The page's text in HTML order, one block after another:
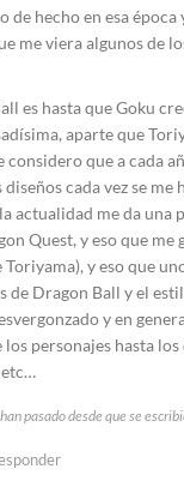
de hecho en esa época
me viera algunos de
es hasta que Goku
aparte que
considero que a cada
cada vez se me
actualidad me da una
Quest, y eso que me
Toriyama), y eso que
de Dragon Ball y el
y en
personajes hasta los
pasado desde que se